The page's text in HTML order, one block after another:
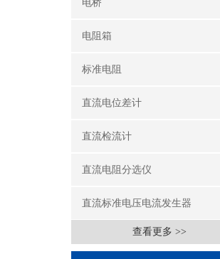
电桥
电阻箱
标准电阻
直流电位差计
直流检流计
直流电阻分选仪
直流标准电压电流发生器
查看更多 >>